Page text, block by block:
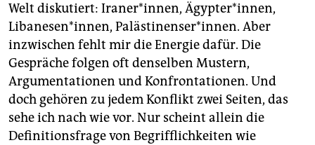
Welt diskutiert: Iraner*innen, Ägypter*innen,
Libanesen*innen, Palästinenser*innen. Aber
inzwischen fehlt mir die Energie dafür. Die
Gespräche folgen oft denselben Mustern,
Argumentationen und Konfrontationen. Und
doch gehören zu jedem Konflikt zwei Seiten, das
sehe ich nach wie vor. Nur scheint allein die
Definitionsfrage von Begrifflichkeiten wie